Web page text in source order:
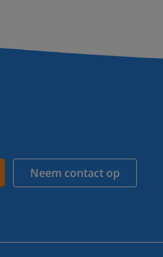
Neem contact op